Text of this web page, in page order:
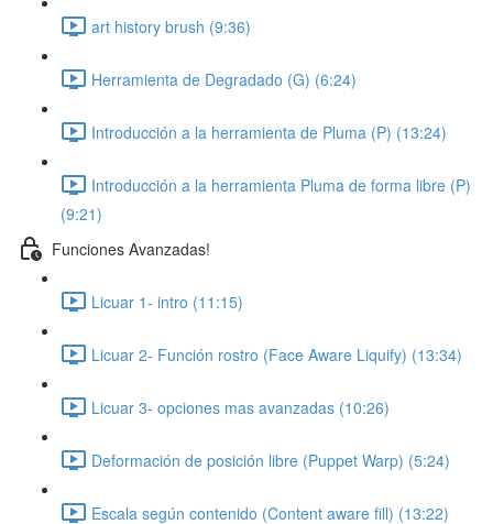
art history brush (9:36)
Herramienta de Degradado (G) (6:24)
Introducción a la herramienta de Pluma (P) (13:24)
Introducción a la herramienta Pluma de forma libre (P)
(9:21)
Funciones Avanzadas!
Licuar 1- intro (11:15)
Licuar 2- Función rostro (Face Aware Liquify) (13:34)
Licuar 3- opciones mas avanzadas (10:26)
Deformación de posición libre (Puppet Warp) (5:24)
Escala según contenido (Content aware fill) (13:22)